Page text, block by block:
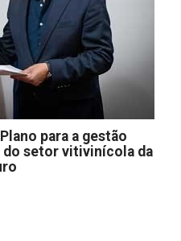
para a gestão
setor vitivinícola da